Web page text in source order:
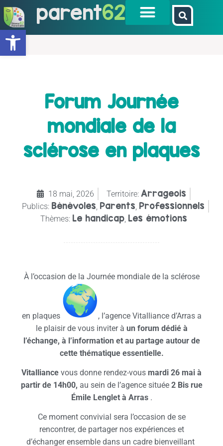
Ouvrir la barre d’outils
parent62
Forum Journée
mondiale de la
sclérose en plaques
18 mai, 2026 Territoire: Arrageois
Publics: Bénévoles Parents Professionnels
Thèmes: Le handicap, Les émotions
À l’occasion de la Journée mondiale de la sclérose
en plaques
, l’agence Vitalliance d’Arras a
le plaisir de vous inviter à un forum dédié à
l’échange, à l’information et au partage autour de
cette thématique essentielle.
Vitalliance vous donne rendez-vous mardi 26 mai à
partir de 14h00, au sein de l’agence située 2 Bis rue
Émile Lenglet à Arras .
Ce moment convivial sera l’occasion de se
rencontrer, de partager nos expériences et
d’échanger ensemble dans un cadre bienveillant